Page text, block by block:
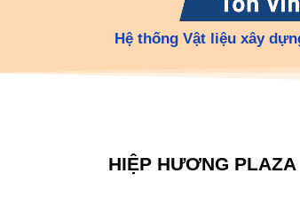
Hệ thống Vật liệu xây
HIỆP HƯƠNG PLAZA